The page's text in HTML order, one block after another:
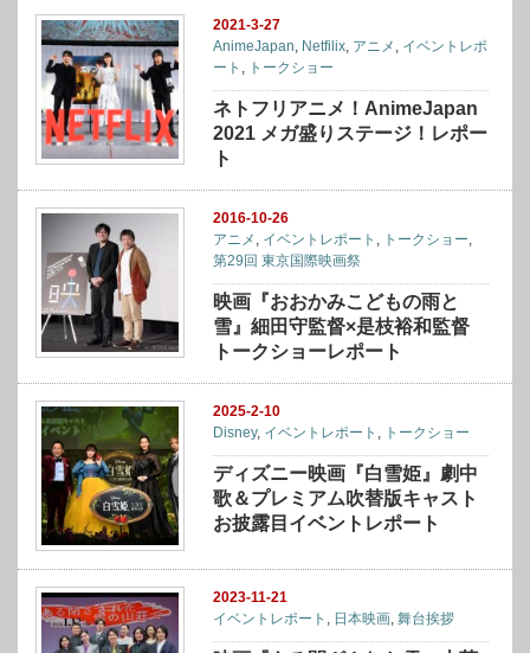
2021-3-27
AnimeJapan, Netfilix, アニメ , イベントレポ
ート , トークショー
ネトフリアニメ！AnimeJapan
2021 メガ盛りステージ！レポー
ト
2016-10-26
アニメ , イベントレポート , トークショー,
第29回 東京国際映画祭
映画『おおかみこどもの雨と
雪』細田守監督×是枝裕和監督
トークショーレポート
2025-2-10
Disney, イベントレポート , トークショー
ディズニー映画『白雪姫』劇中
歌＆プレミアム吹替版キャスト
お披露目イベントレポート
2023-11-21
イベントレポート
日本映画 ,舞台挨拶